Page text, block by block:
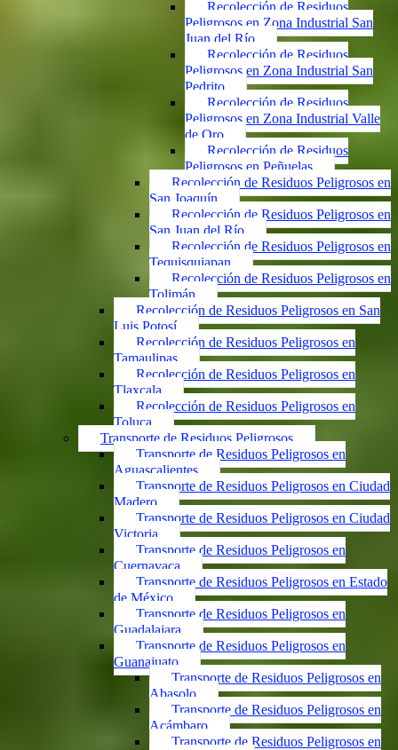
Recolección de Residuos
Peligrosos en Zona Industrial San
Juan del Río
Recolección de Residuos
Peligrosos en Zona Industrial San
Pedrito
Recolección de Residuos
Peligrosos en Zona Industrial Valle
de Oro
Recolección de Residuos
Peligrosos en Peñuelas
Recolección de Residuos Peligrosos en
San Joaquín
Recolección de Residuos Peligrosos en
San Juan del Río
Recolección de Residuos Peligrosos en
Tequisquiapan
Recolección de Residuos Peligrosos en
Tolimán
Recolección de Residuos Peligrosos en San
Luis Potosí
Recolección de Residuos Peligrosos en
Tamaulipas
Recolección de Residuos Peligrosos en
Tlaxcala
Recolección de Residuos Peligrosos en
Toluca
Transporte de Residuos Peligrosos
Transporte de Residuos Peligrosos en
Aguascalientes
Transporte de Residuos Peligrosos en Ciudad
Madero
Transporte de Residuos Peligrosos en Ciudad
Victoria
Transporte de Residuos Peligrosos en
Cuernavaca
Transporte de Residuos Peligrosos en Estado
de México
Transporte de Residuos Peligrosos en
Guadalajara
Transporte de Residuos Peligrosos en
Guanajuato
Transporte de Residuos Peligrosos en
Abasolo
Transporte de Residuos Peligrosos en
Acámbaro
Transporte de Residuos Peligrosos en